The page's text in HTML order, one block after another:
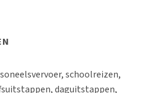
schoolreizen,
daguitstappen,